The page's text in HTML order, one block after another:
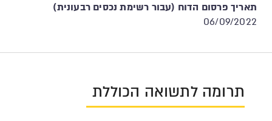
תאריך פרסום הדוח (עבור רשימת נכסים רבעונית)
06/09/2022
תרומה לתשואה הכוללת